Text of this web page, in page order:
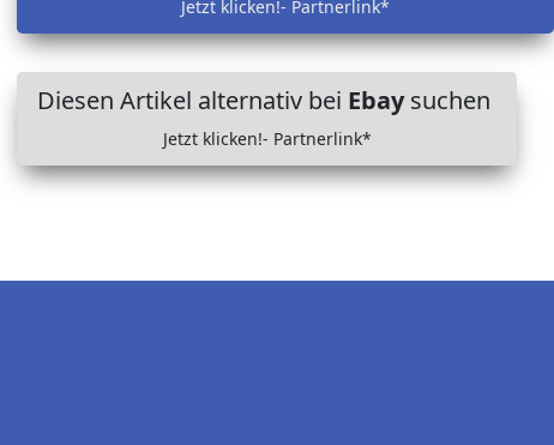
Jetzt klicken!- Partnerlink*
Diesen Artikel alternativ bei Ebaysuchen
Jetzt klicken!- Partnerlink*